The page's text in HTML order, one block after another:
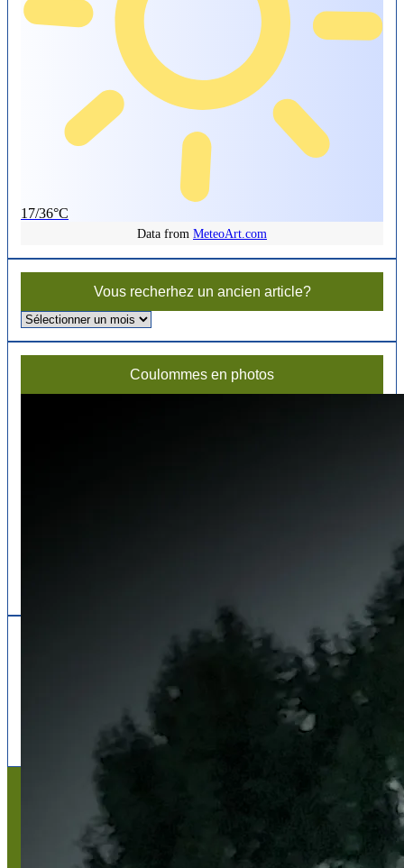
17/36°C
Data from MeteoArt.com
Vous recherhez un ancien article?
Vous
Coulommes en photos
Mentions légales
Texte d'essai